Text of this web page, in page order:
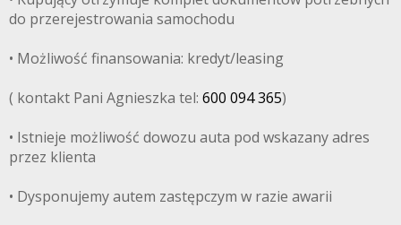
do przerejestrowania samochodu
• Możliwość finansowania: kredyt/leasing
( kontakt Pani Agnieszka tel: 600 094 365)
• Istnieje możliwość dowozu auta pod wskazany adres
przez klienta
• Dysponujemy autem zastępczym w razie awarii